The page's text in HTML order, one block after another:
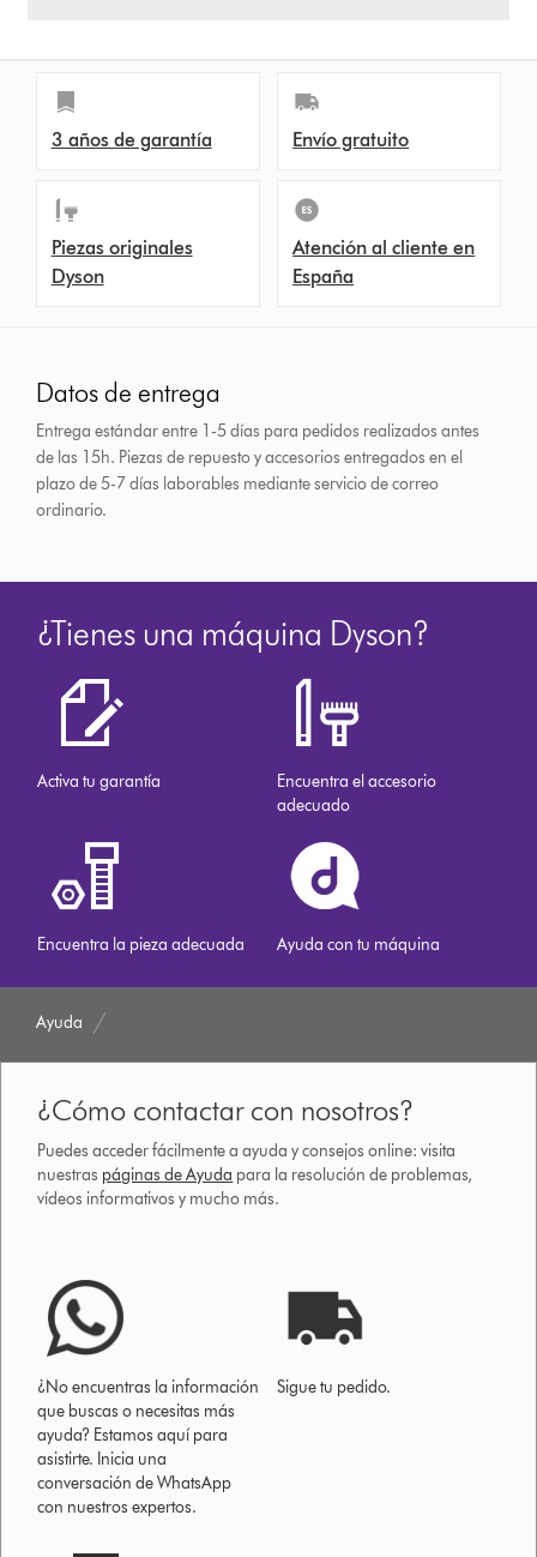
3 años de garantía Envío gratuito
Piezas originales
Dyson
Atención al cliente en
España
Datos de entrega
Entrega estándar entre 1-5 días para pedidos realizados antes
de las 15h. Piezas de repuesto y accesorios entregados en el
plazo de 5-7 días laborables mediante servicio de correo
ordinario.
¿Tienes una máquina Dyson?
Activa tu garantía
Encuentra el accesorio
adecuado
Encuentra la pieza adecuada Ayuda con tu máquina
Ayuda
¿Cómo contactar con nosotros?
Puedes acceder fácilmente a ayuda y consejos online: visita
nuestras páginas de Ayuda para la resolución de problemas,
vídeos informativos y mucho más.
¿No encuentras la información
que buscas o necesitas más
ayuda? Estamos aquí para
asistirte. Inicia una
conversación de WhatsApp
con nuestros expertos.
Sigue tu pedido.